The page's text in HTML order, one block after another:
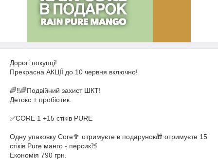
Дорогі покупці!
Прекрасна АКЦІЇ до 10 червня включно!
🌈‼️🌈Подвійний захист ШКТ!
Детокс + пробіотик.
✅CORE 1 +15 стіків PURE
Одну упаковку Core🥦 отримуєте в подарунок🎁 отримуєте 15
стіків Pure манго - персик🍑
Економія 790 грн.